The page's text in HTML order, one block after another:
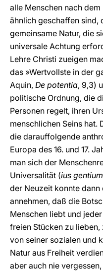
alle Menschen nach
ähnlich geschaffen sind,
gemeinsame Natur, die
universale Achtung
Lehre Christi zueigen
das »Wertvollste in der
Aquin, De potentia, 9,3)
politische Ordnung, die
Personen regelt, ihren
menschlichen Seins hat.
die darauffolgende
Europa des 16. und 17.
man sich der
Universalität (ius gentium
der Neuzeit konnte dann
annehmen, daß die
Menschen liebt und
freien Stücken zu
von seiner sozialen und
Natur aus Freiheit
aber auch nie